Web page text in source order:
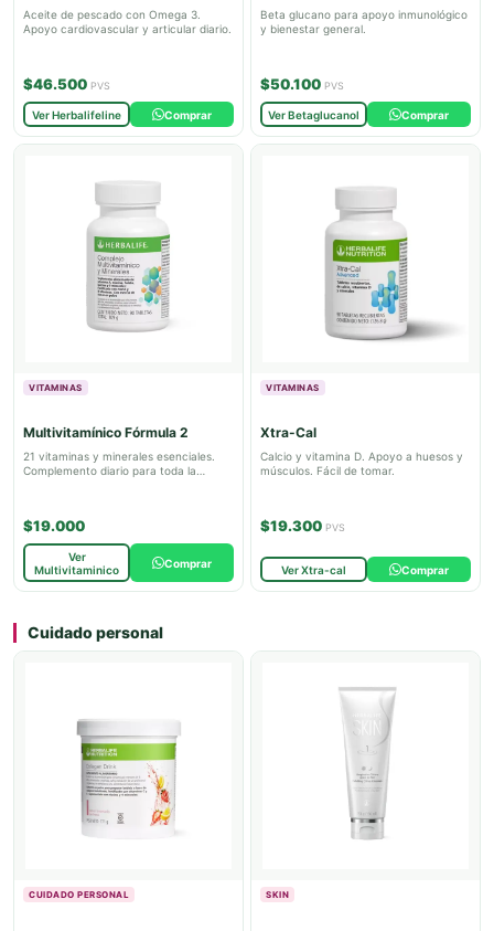
Aceite de pescado con Omega 3.
Apoyo cardiovascular y articular diario.
$46.500 PVS
Ver Herbalifeline Comprar
Beta glucano para apoyo inmunológico
y bienestar general.
$50.100 PVS
Ver Betaglucanol Comprar
VITAMINAS
Multivitamínico Fórmula 2
21 vitaminas y minerales esenciales.
Complemento diario para toda la
$19.000
Ver
Multivitaminico
Comprar
VITAMINAS
Xtra-Cal
Calcio y vitamina D. Apoyo a huesos y
músculos. Fácil de tomar.
$19.300 PVS
Ver Xtra-cal Comprar
Cuidado personal
CUIDADO PERSONAL SKIN